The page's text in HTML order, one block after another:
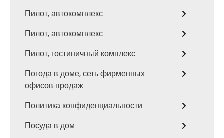
Пилот, автокомплекс
Пилот, автокомплекс
Пилот, гостиничный комплекс
Погода в доме, сеть фирменных
офисов продаж
Политика конфиденциальности
Посуда в дом